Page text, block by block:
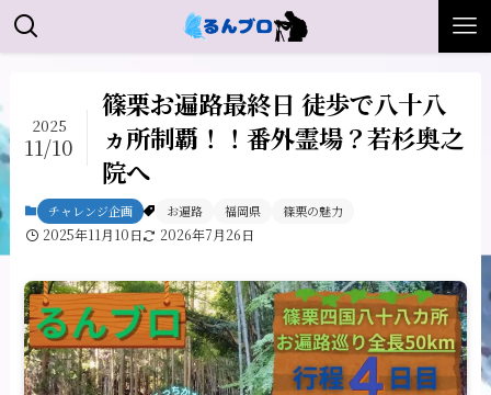
篠栗お遍路最終日 徒歩で八十八
ヵ所制覇！！番外霊場？若杉奥之
院へ
2025
11/10
チャレンジ企画 お遍路 福岡県 篠栗の魅力
2025年11月10日 2026年7月26日